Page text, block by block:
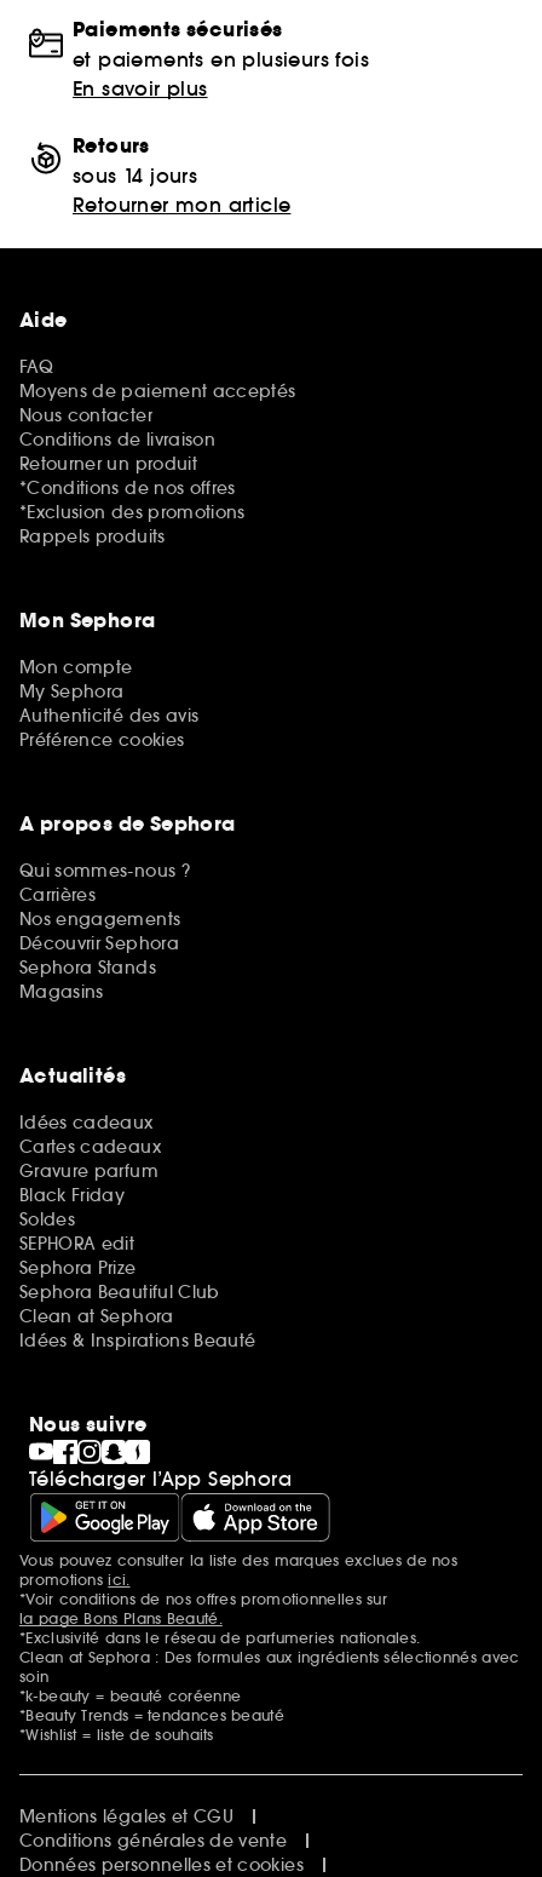
Paiements sécurisés
et paiements en plusieurs fois
En savoir plus
Retours
sous 14 jours
Retourner mon article
Aide
FAQ
Moyens de paiement acceptés
Nous contacter
Conditions de livraison
Retourner un produit
*Conditions de nos offres
*Exclusion des promotions
Rappels produits
Mon Sephora
Mon compte
My Sephora
Authenticité des avis
Préférence cookies
A propos de Sephora
Qui sommes-nous ?
Carrières
Nos engagements
Découvrir Sephora
Sephora Stands
Magasins
Actualités
Idées cadeaux
Cartes cadeaux
Gravure parfum
Black Friday
Soldes
SEPHORA edit
Sephora Prize
Sephora Beautiful Club
Clean at Sephora
Idées & Inspirations Beauté
Nous suivre
Télécharger l’App Sephora
Mentions additionnelles
Vous pouvez consulter la liste des marques exclues de nos
promotionsici.
*Voir conditions de nos offres promotionnelles sur
la page Bons Plans Beauté.
*Exclusivité dans le réseau de parfumeries nationales.
Clean at Sephora : Des formules aux ingrédients sélectionnés avec
soin
*k-beauty = beauté coréenne
*Beauty Trends = tendances beauté
*Wishlist = liste de souhaits
Mentions légales et CGU
Conditions générales de vente
Données personnelles et cookies